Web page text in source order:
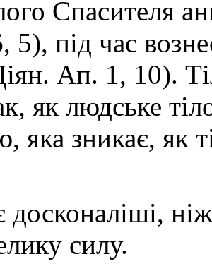
Спасителя
під час
Ап. 1, 10).
як людське
яка зникає, як
досконаліші,
силу.